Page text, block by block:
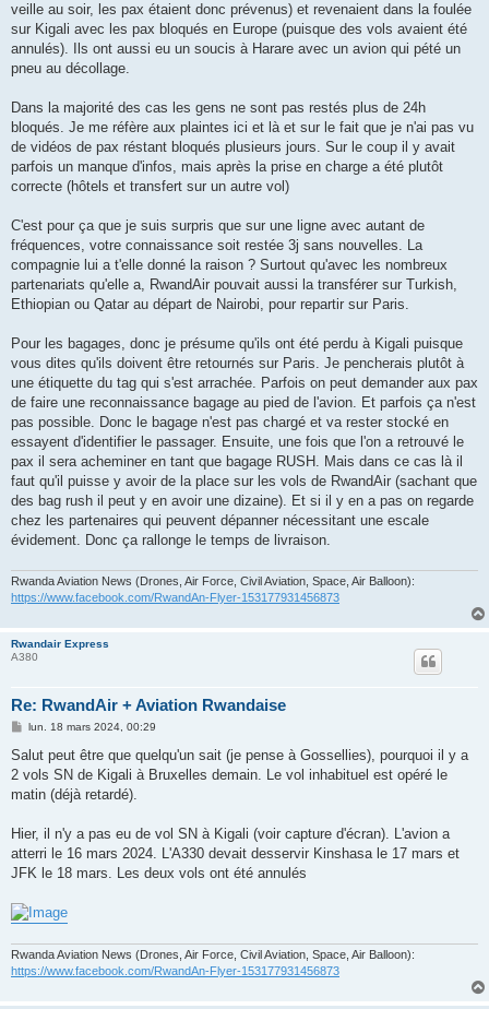
veille au soir, les pax étaient donc prévenus) et revenaient dans la foulée
sur Kigali avec les pax bloqués en Europe (puisque des vols avaient été
annulés). Ils ont aussi eu un soucis à Harare avec un avion qui pété un
pneu au décollage.
Dans la majorité des cas les gens ne sont pas restés plus de 24h
bloqués. Je me réfère aux plaintes ici et là et sur le fait que je n'ai pas vu
de vidéos de pax réstant bloqués plusieurs jours. Sur le coup il y avait
parfois un manque d'infos, mais après la prise en charge a été plutôt
correcte (hôtels et transfert sur un autre vol)
C'est pour ça que je suis surpris que sur une ligne avec autant de
fréquences, votre connaissance soit restée 3j sans nouvelles. La
compagnie lui a t'elle donné la raison ? Surtout qu'avec les nombreux
partenariats qu'elle a, RwandAir pouvait aussi la transférer sur Turkish,
Ethiopian ou Qatar au départ de Nairobi, pour repartir sur Paris.
Pour les bagages, donc je présume qu'ils ont été perdu à Kigali puisque
vous dites qu'ils doivent être retournés sur Paris. Je pencherais plutôt à
une étiquette du tag qui s'est arrachée. Parfois on peut demander aux pax
de faire une reconnaissance bagage au pied de l'avion. Et parfois ça n'est
pas possible. Donc le bagage n'est pas chargé et va rester stocké en
essayent d'identifier le passager. Ensuite, une fois que l'on a retrouvé le
pax il sera acheminer en tant que bagage RUSH. Mais dans ce cas là il
faut qu'il puisse y avoir de la place sur les vols de RwandAir (sachant que
des bag rush il peut y en avoir une dizaine). Et si il y en a pas on regarde
chez les partenaires qui peuvent dépanner nécessitant une escale
évidement. Donc ça rallonge le temps de livraison.
Rwanda Aviation News (Drones, Air Force, Civil Aviation, Space, Air Balloon):
https://www.facebook.com/RwandAn-Flyer-153177931456873
Rwandair Express
A380
Re: RwandAir + Aviation Rwandaise
M
s
a
g
lun. 18 mars 2024, 00:29
Salut peut être que quelqu'un sait (je pense à Gossellies), pourquoi il y a
2 vols SN de Kigali à Bruxelles demain. Le vol inhabituel est opéré le
matin (déjà retardé).
Hier, il n'y a pas eu de vol SN à Kigali (voir capture d'écran). L'avion a
atterri le 16 mars 2024. L'A330 devait desservir Kinshasa le 17 mars et
JFK le 18 mars. Les deux vols ont été annulés
Rwanda Aviation News (Drones, Air Force, Civil Aviation, Space, Air Balloon):
https://www.facebook.com/RwandAn-Flyer-153177931456873